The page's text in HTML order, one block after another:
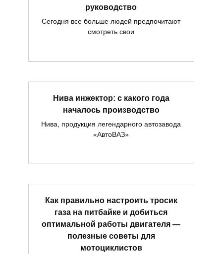
руководство
Сегодня все больше людей предпочитают
смотреть свои
Нива инжектор: с какого года
началось производство
Нива, продукция легендарного автозавода
«АвтоВАЗ»
Как правильно настроить тросик
газа на питбайке и добиться
оптимальной работы двигателя —
полезные советы для
мотоциклистов